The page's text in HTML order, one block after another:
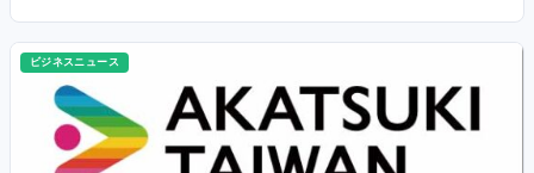
ビジネスニュース